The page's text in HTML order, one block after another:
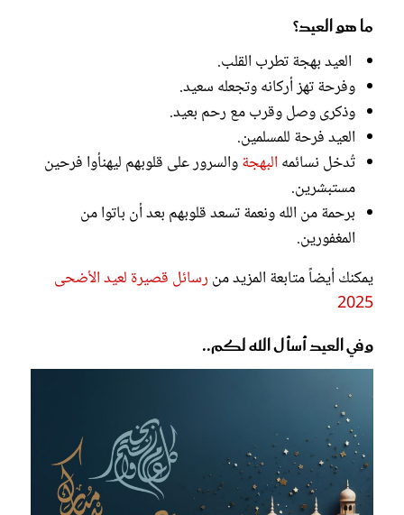
ما هو العيد؟
العيد بهجة تطرب القلب.
وفرحة تهز أركانه وتجعله سعيد.
وذكرى وصل وقرب مع رحم بعيد.
العيد فرحة للمسلمين.
تُدخل نسائمه البهجةوالسرور على قلوبهم ليهنأوا فرحين
مستبشرين.
برحمة من الله ونعمة تسعد قلوبهم بعد أن باتوا من
المغفورين.
يمكنك أيضاً متابعة المزيد من رسائل قصيرة لعيد الأضحى
2025
وفي العيد أسأل الله لكم..